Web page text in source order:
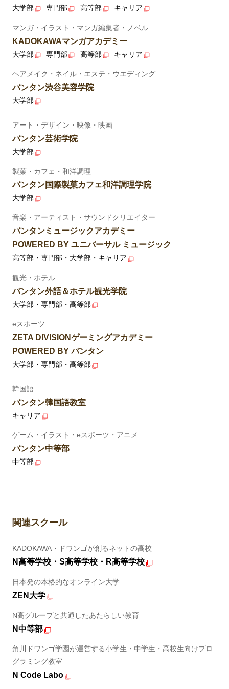
大学部 専門部 高等部 キャリア
マンガ・イラスト・マンガ編集者・ノベル
KADOKAWAマンガアカデミー
大学部 専門部 高等部 キャリア
ヘアメイク・ネイル・エステ・ウエディング
バンタン渋谷美容学院
大学部
アート・デザイン・映像・映画
バンタン芸術学院
大学部
製菓・カフェ・和洋調理
バンタン国際製菓カフェ和洋調理学院
大学部
音楽・アーティスト・サウンドクリエイター
バンタンミュージックアカデミー
POWERED BY ユニバーサル ミュージック
高等部・専門部・大学部・キャリア
観光・ホテル
バンタン外語＆ホテル観光学院
大学部・専門部・高等部
eスポーツ
ZETA DIVISIONゲーミングアカデミー
POWERED BY バンタン
大学部・専門部・高等部
韓国語
バンタン韓国語教室
キャリア
ゲーム・イラスト・eスポーツ・アニメ
バンタン中等部
中等部
関連スクール
KADOKAWA・ドワンゴが創るネットの高校
N高等学校・S高等学校・R高等学校
日本発の本格的なオンライン大学
ZEN大学
N高グループと共通したあたらしい教育
N中等部
角川ドワンゴ学園が運営する小学生・中学生・高校生向けプロ
グラミング教室
N Code Labo